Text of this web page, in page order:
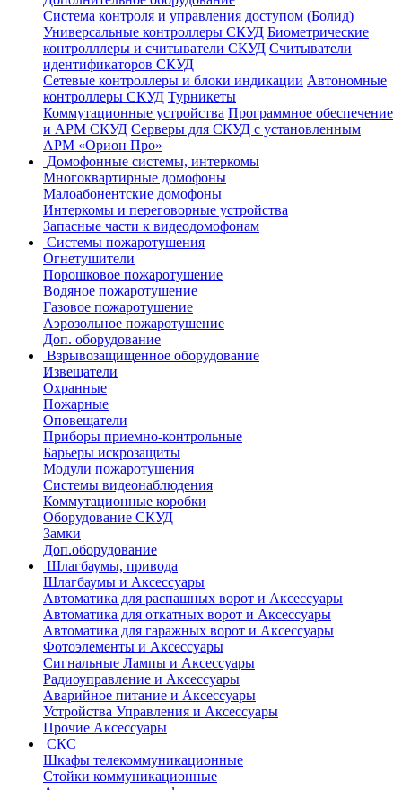
Система контроля и управления доступом (Болид)
Универсальные контроллеры СКУД Биометрические
контролллеры и считыватели СКУД Считыватели
идентификаторов СКУД
Сетевые контроллеры и блоки индикации Автономные
контроллеры СКУД Турникеты
Коммутационные устройства Программное обеспечение
и АРМ СКУД Серверы для СКУД с установленным
АРМ «Орион Про»
Домофонные системы, интеркомы
Многоквартирные домофоны
Малоабонентские домофоны
Интеркомы и переговорные устройства
Запасные части к видеодомофонам
Системы пожаротушения
Огнетушители
Порошковое пожаротушение
Водяное пожаротушение
Газовое пожаротушение
Аэрозольное пожаротушение
Доп. оборудование
Взрывозащищенное оборудование
Извещатели
Охранные
Пожарные
Оповещатели
Приборы приемно-контрольные
Барьеры искрозащиты
Модули пожаротушения
Системы видеонаблюдения
Коммутационные коробки
Оборудование СКУД
Замки
Доп.оборудование
Шлагбаумы, привода
Шлагбаумы и Аксессуары
Автоматика для распашных ворот и Аксессуары
Автоматика для откатных ворот и Аксессуары
Автоматика для гаражных ворот и Аксессуары
Фотоэлементы и Аксессуары
Сигнальные Лампы и Аксессуары
Радиоуправление и Аксессуары
Аварийное питание и Аксессуары
Устройства Управления и Аксессуары
Прочие Аксессуары
СКС
Шкафы телекоммуникационные
Стойки коммуникационные